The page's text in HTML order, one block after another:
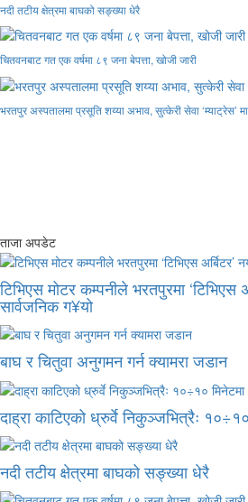
नदी तटीय क्षेत्रमा बाघको सङ्ख्या धेरै
चितवनबाट गत एक वर्षमा ८९ जना बेपत्ता, खोजी जारी
भरतपुर अस्पतालमा प्रसूति शय्या अभाव, सुत्केरी सेवा ‘म्याट्रेस’ मा
ताजा अपडेट
टिभिएस मोटर कम्पनीले भरतपुरमा ‘टिभिएस
सार्वजनिक ग¥यो
बाघ र चितुवा अनुगमन गर्न क्यामरा जडान
दाह्रा काटिएको ध्रुर्वे निकुञ्जभित्रैः
नदी तटीय क्षेत्रमा बाघको सङ्ख्या धेरै